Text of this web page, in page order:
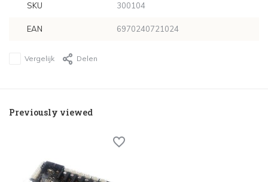
SKU 300104
EAN 6970240721024
Vergelijk Delen
Previously viewed